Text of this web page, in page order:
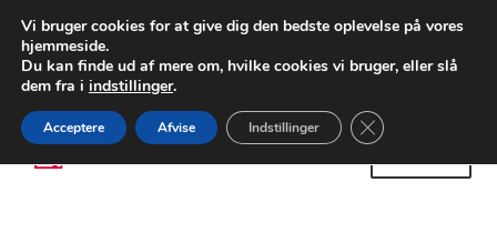
LEVERING fra 55 kr.
FEDEX verdensomspændende forsendelse
80 82 72 02
Spring
til
Spring
til
Vi bruger cookies for at give dig den bedste oplevelse på vores
hjemmeside.
Du kan finde ud af mere om, hvilke cookies vi bruger, eller slå
dem fra i indstillinger.
Acceptere Afvise Indstillinger Close GDPR